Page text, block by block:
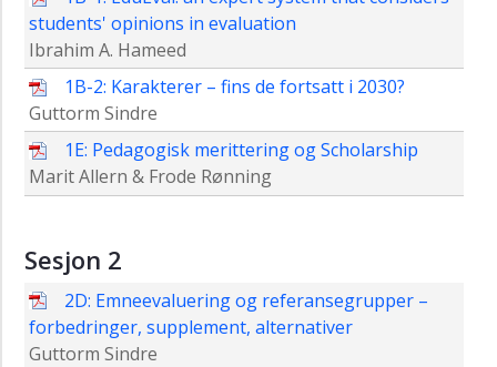
2025
2024
2023
2022
2021
Presentasjoner
2018
students' opinions in evaluation
Ibrahim A. Hameed
1B-2: Karakterer – fins de fortsatt i 2030?
Guttorm Sindre
1E: Pedagogisk merittering og Scholarship
Marit Allern & Frode Rønning
Sesjon 2
2D: Emneevaluering og referansegrupper –
forbedringer, supplement, alternativer
Guttorm Sindre